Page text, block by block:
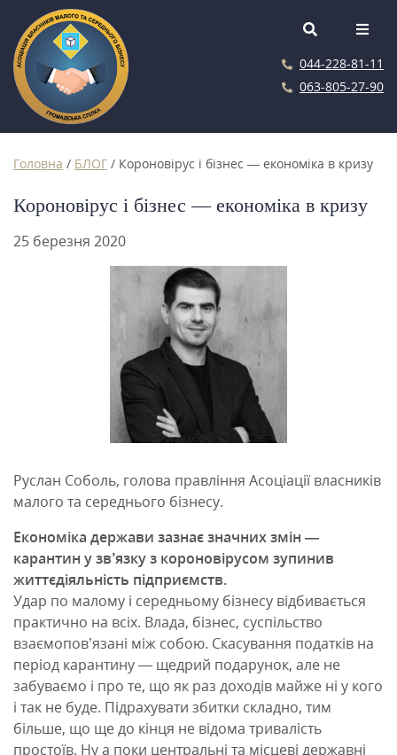
044-228-81-11
063-805-27-90
Головна / БЛОГ / Короновірус і бізнес — економіка в кризу
Короновірус і бізнес — економіка в кризу
25 березня 2020
Руслан Соболь, голова правління Асоціації власників
малого та середнього бізнесу.
Економіка держави зазнає значних змін —
карантин у зв’язку з короновірусом зупинив
життєдіяльність підприємств.
Удар по малому і середньому бізнесу відбивається
практично на всіх. Влада, бізнес, суспільство
взаємопов’язані між собою. Скасування податків на
період карантину — щедрий подарунок, але не
забуваємо і про те, що як раз доходів майже ні у кого
і так не буде. Підрахувати збитки складно, тим
більше, що ще до кінця не відома тривалість
простоїв. Ну а поки центральні та місцеві державні